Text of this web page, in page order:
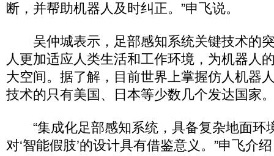
断，并帮助机器人及时纠正。”申飞说。
吴仲城表示，足部感知系统关键技术的
人更加适应人类生活和工作环境，为机器人
大空间。据了解，目前世界上掌握仿人机器
技术的只有美国、日本等少数几个发达国家
“集成化足部感知系统，具备复杂地面环
对‘智能假肢’的设计具有借鉴意义。”申飞介